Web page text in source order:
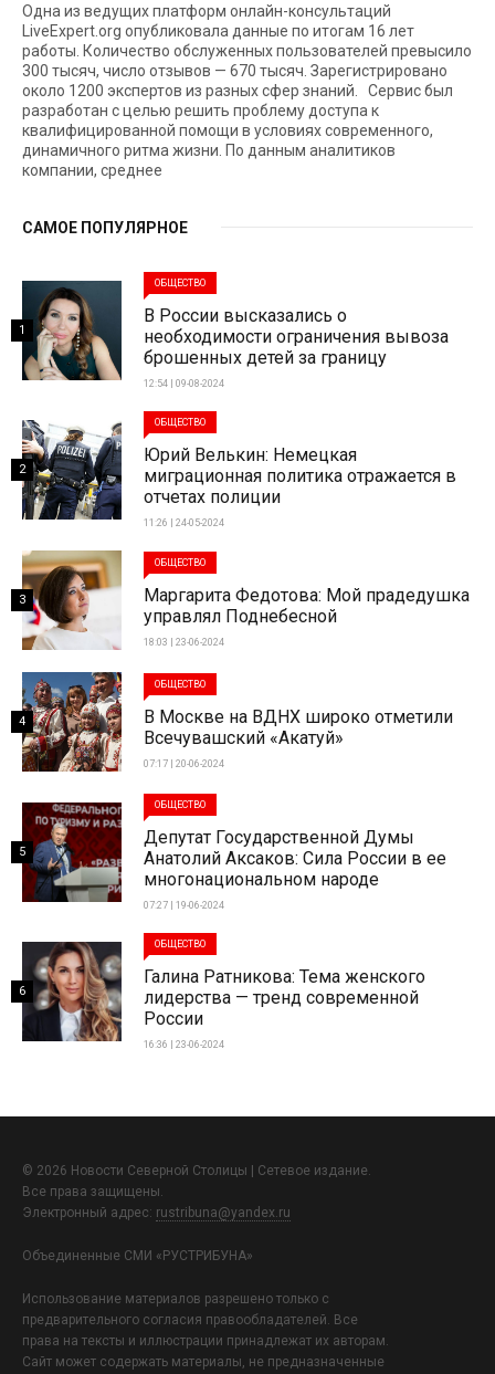
Одна из ведущих платформ онлайн-консультаций
LiveExpert.org опубликовала данные по итогам 16 лет
работы. Количество обслуженных пользователей превысило
300 тысяч, число отзывов — 670 тысяч. Зарегистрировано
около 1200 экспертов из разных сфер знаний. Сервис был
разработан с целью решить проблему доступа к
квалифицированной помощи в условиях современного,
динамичного ритма жизни. По данным аналитиков
компании, среднее
САМОЕ ПОПУЛЯРНОЕ
ОБЩЕСТВО
В России высказались о
необходимости ограничения вывоза
брошенных детей за границу
12:54 | 09-08-2024
1
ОБЩЕСТВО
Юрий Велькин: Немецкая
миграционная политика отражается в
отчетах полиции
11:26 | 24-05-2024
2
ОБЩЕСТВО
Маргарита Федотова: Мой прадедушка
управлял Поднебесной
18:03 | 23-06-2024
3
ОБЩЕСТВО
В Москве на ВДНХ широко отметили
Всечувашский «Акатуй»
07:17 | 20-06-2024
4
ОБЩЕСТВО
Депутат Государственной Думы
Анатолий Аксаков: Сила России в ее
многонациональном народе
07:27 | 19-06-2024
5
ОБЩЕСТВО
Галина Ратникова: Тема женского
лидерства — тренд современной
России
16:36 | 23-06-2024
6
© 2026 Новости Северной Столицы | Сетевое издание.
Все права защищены.
Электронный адрес: rustribuna@yandex.ru
Объединенные СМИ «РУСТРИБУНА»
Использование материалов разрешено только с
предварительного согласия правообладателей. Все
права на тексты и иллюстрации принадлежат их авторам.
Сайт может содержать материалы, не предназначенные